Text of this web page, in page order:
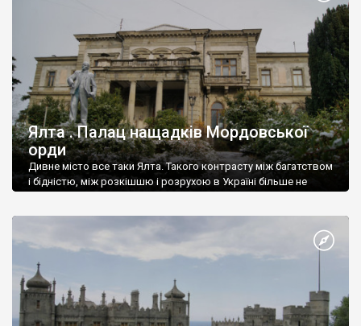
Ялта . Палац нащадків Мордовської
орди
Дивне місто все таки Ялта. Такого контрасту між багатством
і бідністю, між розкішшю і розрухою в Україні більше не